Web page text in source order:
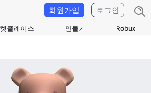
플레이스 만들기 Robux
회원가입 로그인